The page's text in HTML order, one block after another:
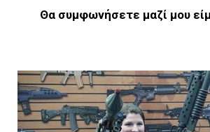
Θα συμφωνήσετε μαζί μου